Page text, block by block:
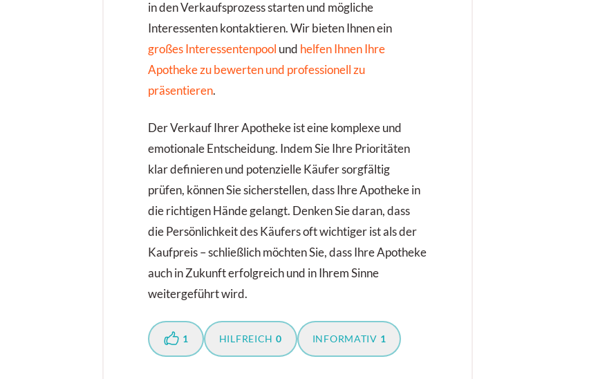
in den Verkaufsprozess starten und mögliche
Interessenten kontaktieren. Wir bieten Ihnen ein
großes Interessentenpool und helfen Ihnen Ihre
Apotheke zu bewerten und professionell zu
präsentieren.
Der Verkauf Ihrer Apotheke ist eine komplexe und
emotionale Entscheidung. Indem Sie Ihre Prioritäten
klar definieren und potenzielle Käufer sorgfältig
prüfen, können Sie sicherstellen, dass Ihre Apotheke in
die richtigen Hände gelangt. Denken Sie daran, dass
die Persönlichkeit des Käufers oft wichtiger ist als der
Kaufpreis – schließlich möchten Sie, dass Ihre Apotheke
auch in Zukunft erfolgreich und in Ihrem Sinne
weitergeführt wird.
1 HILFREICH 0 INFORMATIV 1